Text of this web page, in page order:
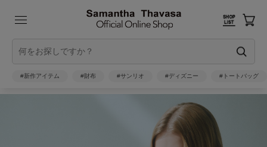
#新作アイテム #財布 #サンリオ #ディズニー #トートバッグ